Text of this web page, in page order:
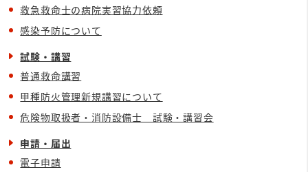
救急救命士の病院実習協力依頼
感染予防について
試験・講習
普通救命講習
甲種防火管理新規講習について
危険物取扱者・消防設備士 試験・講習会
申請・届出
電子申請